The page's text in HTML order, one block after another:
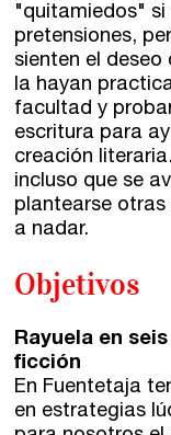
Tel 91 531 15 09
WhatsApp 619
Horario de
De lunes a
de 10 a 15 y
"quitamiedos" si
pretensiones,
sienten el
la hayan
facultad y
escritura para
creación
incluso que se
plantearse
a nadar.
Objetivos
Rayuela en
ficción
En Fuentetaja
en estrategias